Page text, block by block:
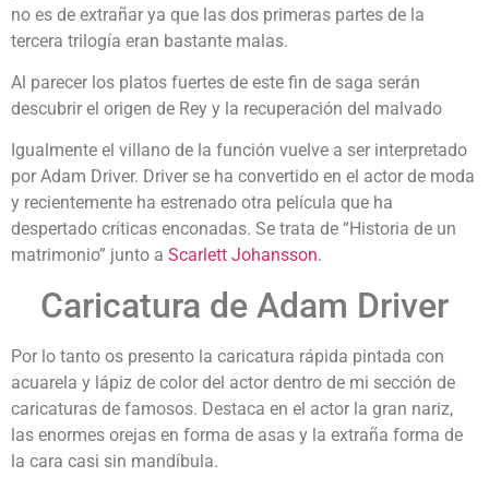
no es de extrañar ya que las dos primeras partes de la
tercera trilogía eran bastante malas.
Al parecer los platos fuertes de este fin de saga serán
descubrir el origen de Rey y la recuperación del malvado
Igualmente el villano de la función vuelve a ser interpretado
por Adam Driver. Driver se ha convertido en el actor de moda
y recientemente ha estrenado otra película que ha
despertado críticas enconadas. Se trata de “Historia de un
matrimonio” junto a Scarlett Johansson.
Caricatura de Adam Driver
Por lo tanto os presento la caricatura rápida pintada con
acuarela y lápiz de color del actor dentro de mi sección de
caricaturas de famosos. Destaca en el actor la gran nariz,
las enormes orejas en forma de asas y la extraña forma de
la cara casi sin mandíbula.